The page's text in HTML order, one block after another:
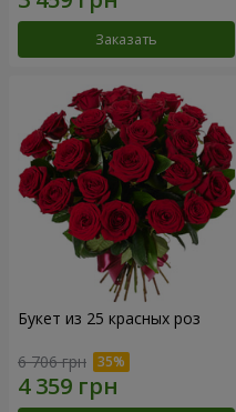
Заказать
Букет из 25 красных роз
6 706 грн